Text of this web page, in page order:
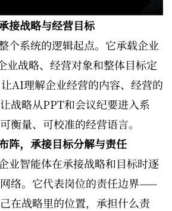
接战略与经营目标
个系统的逻辑起点。它承载企业
战略、经营对象和整体目标定
AI理解企业经营的内容、经营的
战略从PPT和会议纪要进入系
衡量、可校准的经营语言。
阵，承接目标分解与责任
业智能体在承接战略和目标时逐
络。它代表岗位的责任边界——
在战略里的位置，承担什么责